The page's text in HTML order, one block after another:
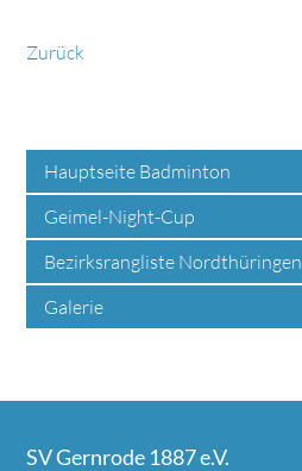
Zurück
Hauptseite Badminton
Geimel-Night-Cup
Bezirksrangliste Nordthüringen
Galerie
SV Gernrode 1887 e.V.